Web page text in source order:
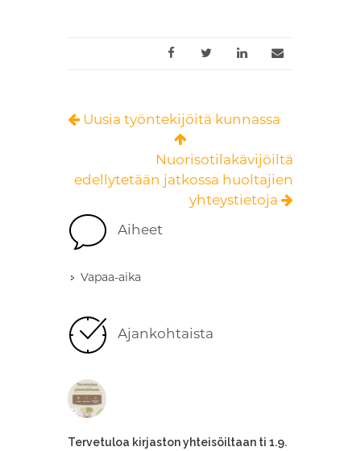
Uusia työntekijöitä kunnassa
Nuorisotilakävijöiltä
edellytetään jatkossa huoltajien
yhteystietoja
Aiheet
Vapaa-aika
Ajankohtaista
Tervetuloa kirjaston yhteisöiltaan ti 1.9.